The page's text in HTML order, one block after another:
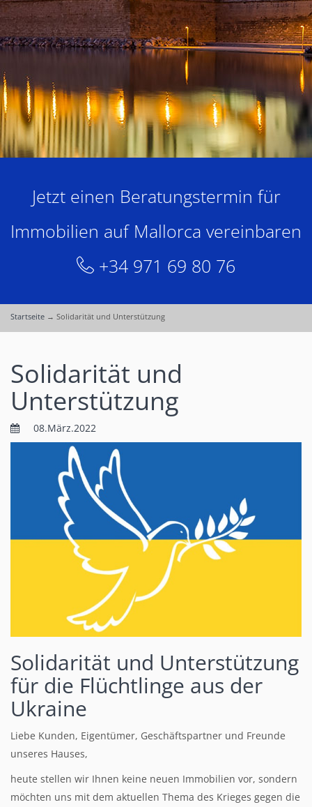
Jetzt einen Beratungstermin für
Immobilien auf Mallorca vereinbaren
+34 971 69 80 76
Startseite → Solidarität und Unterstützung
Solidarität und
Unterstützung
08.März.2022
Solidarität und Unterstützung
für die Flüchtlinge aus der
Ukraine
Liebe Kunden, Eigentümer, Geschäftspartner und Freunde
unseres Hauses,
heute stellen wir Ihnen keine neuen Immobilien vor, sondern
möchten uns mit dem aktuellen Thema des Krieges gegen die